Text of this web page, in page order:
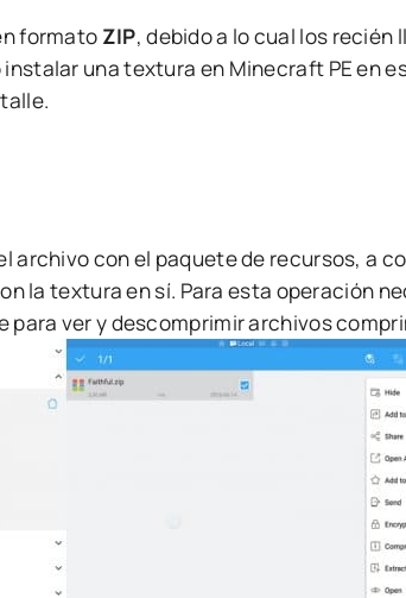
formato ZIP, debido a lo cual los recién
una textura en Minecraft PE en
archivo con el paquete de recursos, a
la textura en sí. Para esta operación
ver y descomprimir archivos